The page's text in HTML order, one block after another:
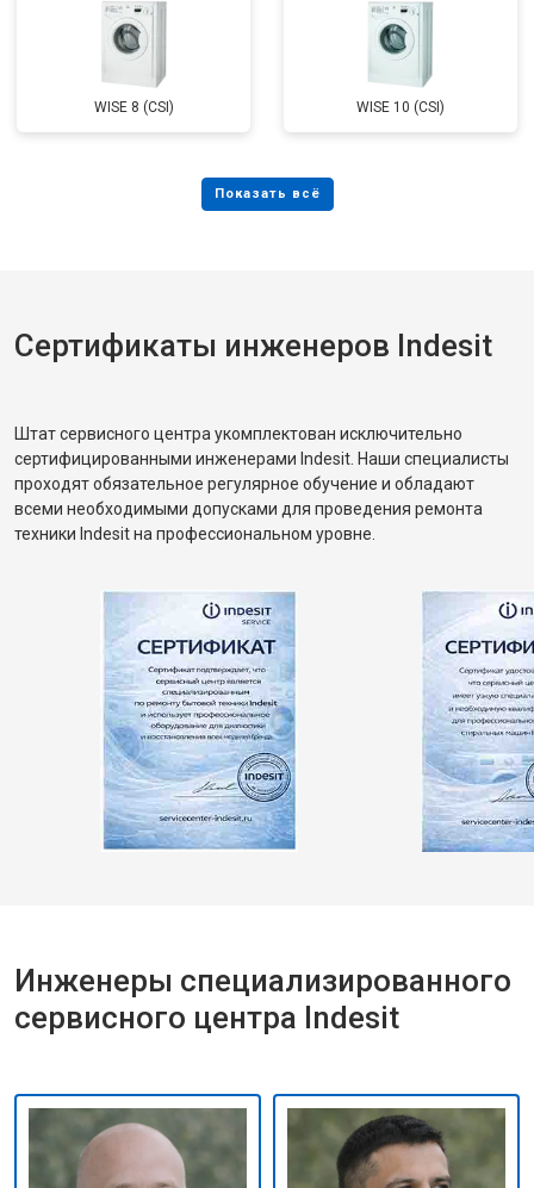
WISE 8 (CSI) WISE 10 (CSI)
Сертификаты инженеров Indesit
Штат сервисного центра укомплектован исключительно
сертифицированными инженерами Indesit. Наши специалисты
проходят обязательное регулярное обучение и обладают
всеми необходимыми допусками для проведения ремонта
техники Indesit на профессиональном уровне.
Инженеры специализированного
сервисного центра Indesit